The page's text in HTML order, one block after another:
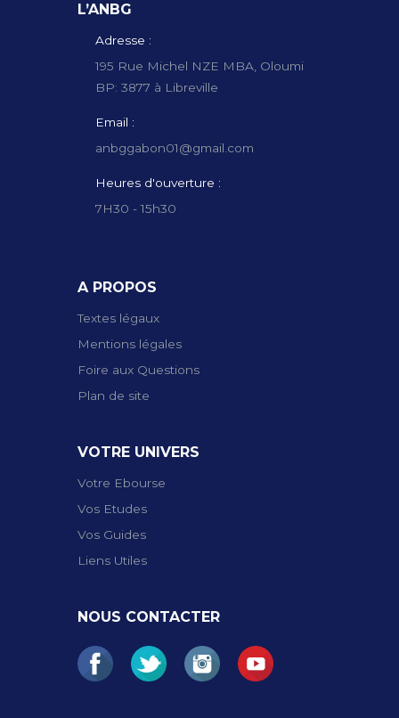
L’ANBG
Adresse :
195 Rue Michel NZE MBA, Oloumi
BP: 3877 à Libreville
Email :
anbggabon01@gmail.com
Heures d'ouverture :
7H30 - 15h30
A PROPOS
Textes légaux
Mentions légales
Foire aux Questions
Plan de site
VOTRE UNIVERS
Votre Ebourse
Vos Etudes
Vos Guides
Liens Utiles
NOUS CONTACTER